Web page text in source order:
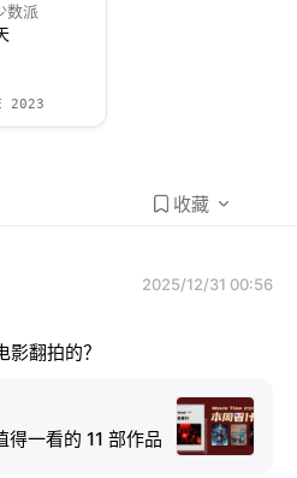
数派
2023
收藏
2025/12/31 00:56
翻拍的？
一看的 11 部作品